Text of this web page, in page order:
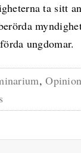
ta sitt
ungdomar.
,